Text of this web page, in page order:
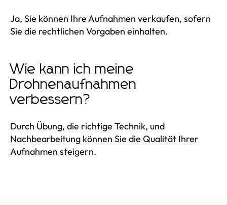
Ja, Sie können Ihre Aufnahmen verkaufen, sofern
Sie die rechtlichen Vorgaben einhalten.
Wie kann ich meine
Drohnenaufnahmen
verbessern?
Durch Übung, die richtige Technik, und
Nachbearbeitung können Sie die Qualität Ihrer
Aufnahmen steigern.